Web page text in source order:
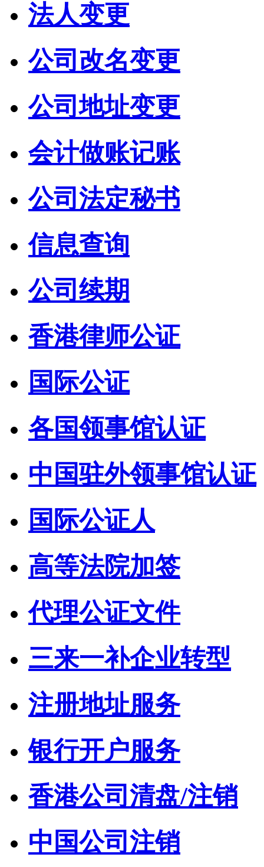
法人变更
公司改名变更
公司地址变更
会计做账记账
公司法定秘书
信息查询
公司续期
香港律师公证
国际公证
各国领事馆认证
中国驻外领事馆认证
国际公证人
高等法院加签
代理公证文件
三来一补企业转型
注册地址服务
银行开户服务
香港公司清盘/注销
中国公司注销